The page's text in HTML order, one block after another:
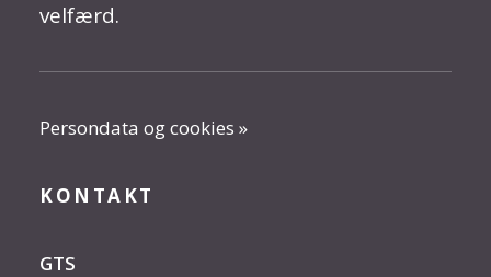
velfærd.
Persondata og cookies »
KONTAKT
GTS